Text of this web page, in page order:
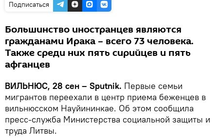
Подписаться
Большинство иностранцев являются
гражданами Ирака – всего 73 человека.
Также среди них пять сирийцев и пять
афганцев
ВИЛЬНЮС, 28 сен – Sputnik. Первые семьи
мигрантов переехали в центр приема беженцев в
вильнюсском Науйининкае. Об этом сообщила
пресс-служба Министерства социальной защиты и
труда Литвы.